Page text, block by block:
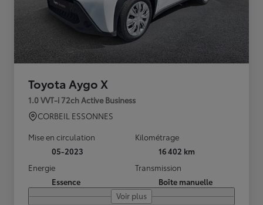
Toyota Aygo X
1.0 VVT-i 72ch Active Business
CORBEIL ESSONNES
Mise en circulation
05-2023
Kilométrage
16 402 km
Energie
Essence
Transmission
Boîte manuelle
Voir plus